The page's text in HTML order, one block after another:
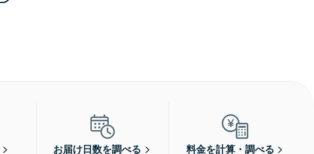
お届け日数を調べる 料金を計算・調べる